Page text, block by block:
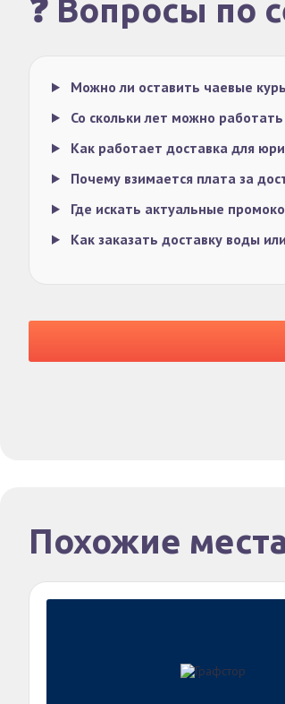
❓ Вопросы по
Можно ли оставить чаевые
Со скольки лет можно
Как работает доставка для
Почему взимается плата за
Где искать актуальные
Как заказать доставку воды
Похожие